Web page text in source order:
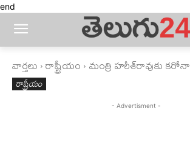
end
వార్తలు రాష్ట్రీయం మంత్రి హరీశ్‌రావుకు కరోనా
రాష్ట్రీయం
- Advertisment -